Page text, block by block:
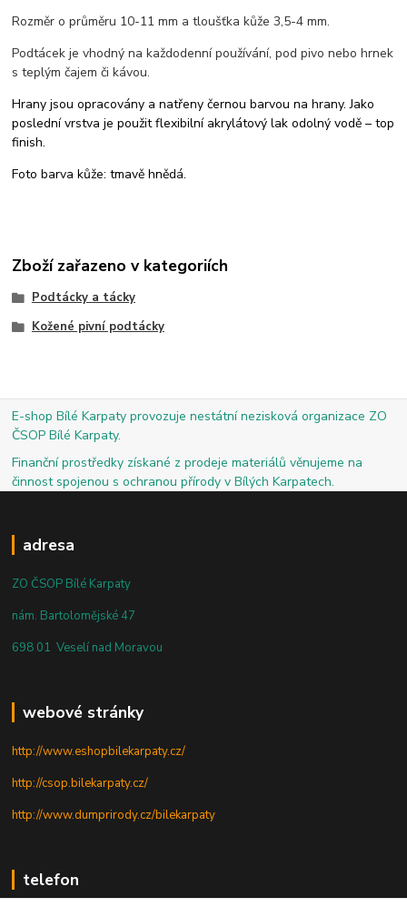
Rozměr o průměru 10-11 mm a tloušťka kůže 3,5-4 mm.
Podtácek je vhodný na každodenní používání, pod pivo nebo hrnek
s teplým čajem či kávou.
Hrany jsou opracovány a natřeny černou barvou na hrany. Jako
poslední vrstva je použit flexibilní akrylátový lak odolný vodě – top
finish.
Foto barva kůže: tmavě hnědá.
Zboží zařazeno v kategoriích
Podtácky a tácky
Kožené pivní podtácky
E-shop Bílé Karpaty provozuje nestátní nezisková organizace ZO
ČSOP Bílé Karpaty.
Finanční prostředky získané z prodeje materiálů věnujeme na
činnost spojenou s ochranou přírody v Bílých Karpatech.
adresa
ZO ČSOP Bílé Karpaty
nám. Bartolomějské 47
698 01 Veselí nad Moravou
webové stránky
http://www.eshopbilekarpaty.cz/
http://csop.bilekarpaty.cz/
http://www.dumprirody.cz/bilekarpaty
telefon